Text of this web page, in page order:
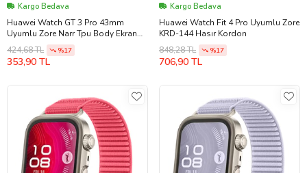
Kargo Bedava
Huawei Watch GT 3 Pro 43mm
Uyumlu Zore Narr Tpu Body Ekran
Koruyucu (Renksiz)
424,68 TL %17
353,90 TL
Kargo Bedava
Huawei Watch Fit 4 Pro Uyumlu Zore
KRD-144 Hasır Kordon
848,28 TL
%17
706,90 TL